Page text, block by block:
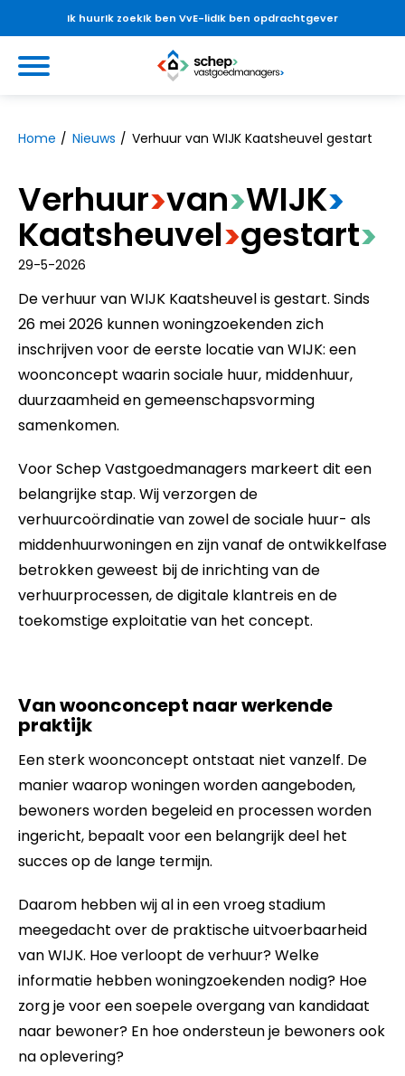
Naar hoofdinhoud
Naar hoofdnavigatiemenu
Naar zoeken
https://
Ga naar Hoofd
Ik huurIk zoekIk ben VvE-lidIk ben opdrachtgever
Home Nieuws Verhuur van WIJK Kaatsheuvel gestart
Verhuur>​van>​WIJK>
Kaatsheuvel>​gestart>
29-5-2026
De verhuur van WIJK Kaatsheuvel is gestart. Sinds
26 mei 2026 kunnen woningzoekenden zich
inschrijven voor de eerste locatie van WIJK: een
woonconcept waarin sociale huur, middenhuur,
duurzaamheid en gemeenschapsvorming
samenkomen.
Voor Schep Vastgoedmanagers markeert dit een
belangrijke stap. Wij verzorgen de
verhuurcoördinatie van zowel de sociale huur- als
middenhuurwoningen en zijn vanaf de ontwikkelfase
betrokken geweest bij de inrichting van de
verhuurprocessen, de digitale klantreis en de
toekomstige exploitatie van het concept.
Van woonconcept naar werkende
praktijk
Een sterk woonconcept ontstaat niet vanzelf. De
manier waarop woningen worden aangeboden,
bewoners worden begeleid en processen worden
ingericht, bepaalt voor een belangrijk deel het
succes op de lange termijn.
Daarom hebben wij al in een vroeg stadium
meegedacht over de praktische uitvoerbaarheid
van WIJK. Hoe verloopt de verhuur? Welke
informatie hebben woningzoekenden nodig? Hoe
zorg je voor een soepele overgang van kandidaat
naar bewoner? En hoe ondersteun je bewoners ook
na oplevering?